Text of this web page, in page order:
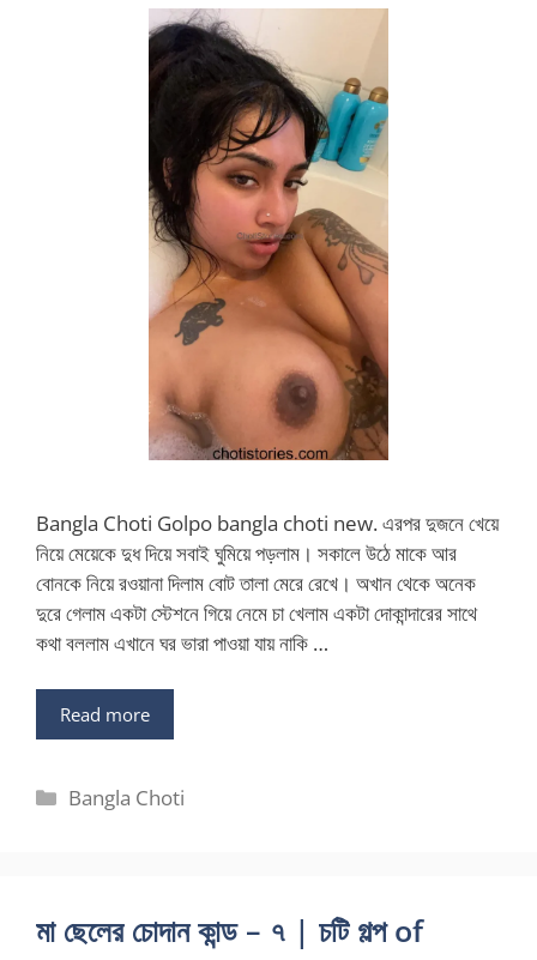
Bangla Choti Golpo bangla choti new. এরপর দুজনে খেয়ে
নিয়ে মেয়েকে দুধ দিয়ে সবাই ঘুমিয়ে পড়লাম। সকালে উঠে মাকে আর
বোনকে নিয়ে রওয়ানা দিলাম বোট তালা মেরে রেখে। অখান থেকে অনেক
দুরে গেলাম একটা স্টেশনে গিয়ে নেমে চা খেলাম একটা দোকান্দারের সাথে
কথা বললাম এখানে ঘর ভারা পাওয়া যায় নাকি …
Read more
Categories
Bangla Choti
মা ছেলের চোদান কান্ড – ৭ | চটি গল্প of